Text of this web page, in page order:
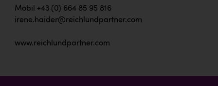
Mobil +43 (0) 664 85 95 816
irene.haider@reichlundpartner.com
www.reichlundpartner.com